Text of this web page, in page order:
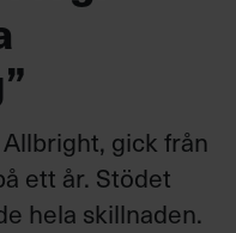
gick från
ett år. Stödet
hela skillnaden.